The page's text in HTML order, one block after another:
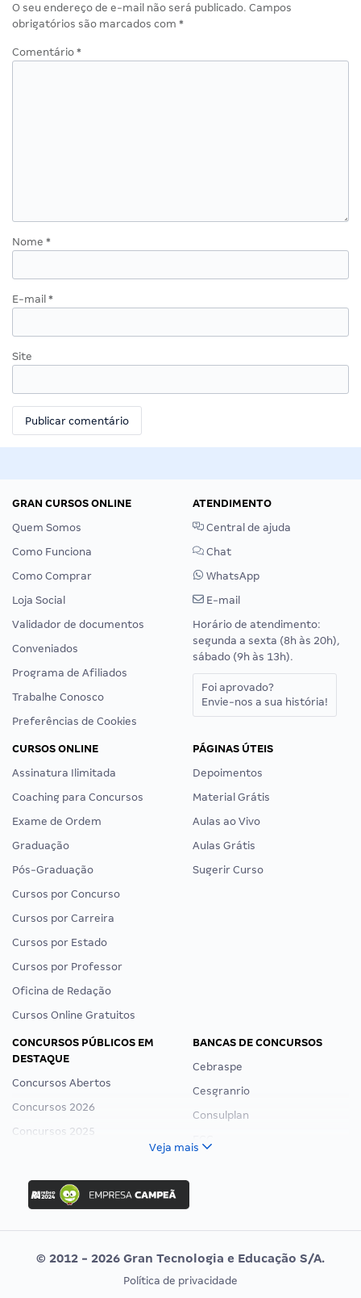
O seu endereço de e-mail não será publicado. Campos
obrigatórios são marcados com *
Comentário *
Nome *
E-mail *
Site
GRAN CURSOS ONLINE
Quem Somos
Como Funciona
Como Comprar
Loja Social
Validador de documentos
Conveniados
Programa de Afiliados
Trabalhe Conosco
Preferências de Cookies
ATENDIMENTO
Central de ajuda
Chat
WhatsApp
E-mail
Horário de atendimento:
segunda a sexta (8h às 20h),
sábado (9h às 13h).
Foi aprovado?
Envie-nos a sua história!
CURSOS ONLINE
Assinatura Ilimitada
Coaching para Concursos
Exame de Ordem
Graduação
Pós-Graduação
Cursos por Concurso
Cursos por Carreira
Cursos por Estado
Cursos por Professor
Oficina de Redação
Cursos Online Gratuitos
PÁGINAS ÚTEIS
Depoimentos
Material Grátis
Aulas ao Vivo
Aulas Grátis
Sugerir Curso
CONCURSOS PÚBLICOS EM
DESTAQUE
Concursos Abertos
Concursos 2026
Concursos 2025
Concurso Nacional Unificado
Concurso Ibama
Concurso MPU
Editais publicados
BANCAS DE CONCURSOS
Cebraspe
Cesgranrio
Consulplan
Vunesp
CONCURSOS POR PROFISSÃO EXAME DE ORDEM
Veja mais
© 2012 - 2026 Gran Tecnologia e Educação S/A.
Política de privacidade